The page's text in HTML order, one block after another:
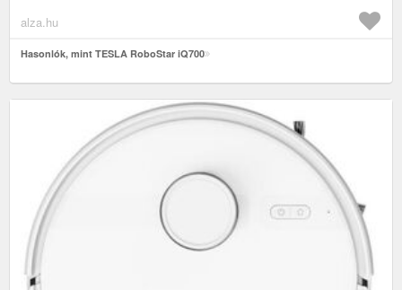
alza.hu
Hasonlók, mint TESLA RoboStar iQ700